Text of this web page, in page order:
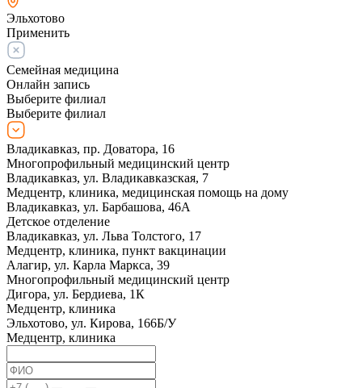
Эльхотово
Применить
Семейная медицина
Онлайн запись
Выберите филиал
Выберите филиал
Владикавказ, пр. Доватора, 16
Многопрофильный медицинский центр
Владикавказ, ул. Владикавказская, 7
Медцентр, клиника, медицинская помощь на дому
Владикавказ, ул. Барбашова, 46А
Детское отделение
Владикавказ, ул. Льва Толстого, 17
Медцентр, клиника, пункт вакцинации
Алагир, ул. Карла Маркса, 39
Многопрофильный медицинский центр
Дигора, ул. Бердиева, 1К
Медцентр, клиника
Эльхотово, ул. Кирова, 166Б/У
Медцентр, клиника